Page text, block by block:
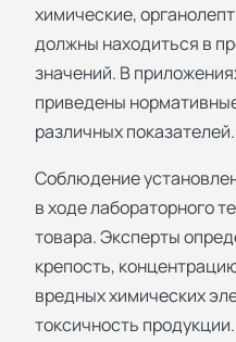
химические,
должны находиться в
значений. В
приведены
различных показателей.
Соблюдение
в ходе лабораторного
товара. Эксперты
крепость,
вредных химических
токсичность продукции.